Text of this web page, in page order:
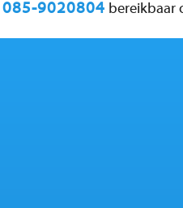
085-9020804 bereikbaar